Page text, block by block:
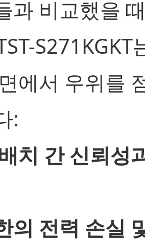
과 비교했을
S271KGKT
에서 우위를
:
치 간 신뢰성
의 전력 손실